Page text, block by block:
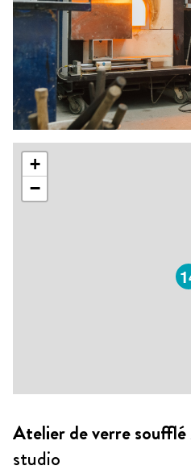
+
−
Atelier de verre soufflé
studio